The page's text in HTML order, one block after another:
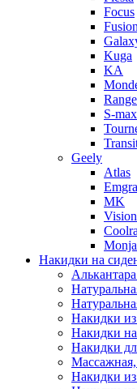
Focus
Fusion
Kuga
KA
S-max
Geely
Atlas
MK
Накидки на
Накидки
Накидки
Накидки
Накидки